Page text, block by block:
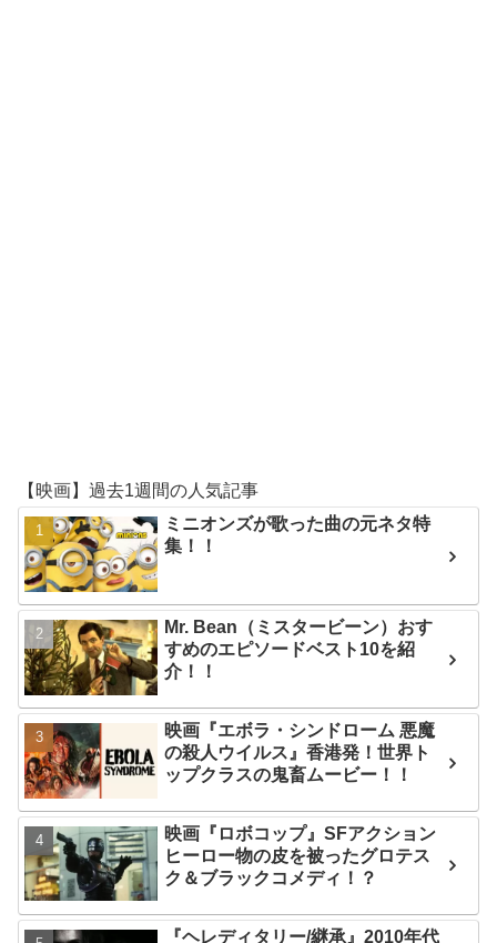
【映画】過去1週間の人気記事
ミニオンズが歌った曲の元ネタ特
集！！
Mr. Bean（ミスタービーン）おす
すめのエピソードベスト10を紹
介！！
映画『エボラ・シンドローム 悪魔
の殺人ウイルス』香港発！世界ト
ップクラスの鬼畜ムービー！！
映画『ロボコップ』SFアクション
ヒーロー物の皮を被ったグロテス
ク＆ブラックコメディ！？
『ヘレディタリー/継承』2010年代